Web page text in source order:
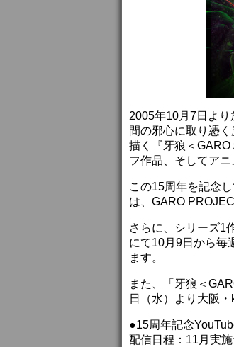
2005年10月7日よ
間の邪心に取り憑く
描く『牙狼＜
フ作品、そしてア
この15周年を記念
は、GARO
さらに、シリーズ1
にて10月9日から毎
ます。
また、「牙狼＜
日（水）より大阪
●15周年記念
配信日程：11月実